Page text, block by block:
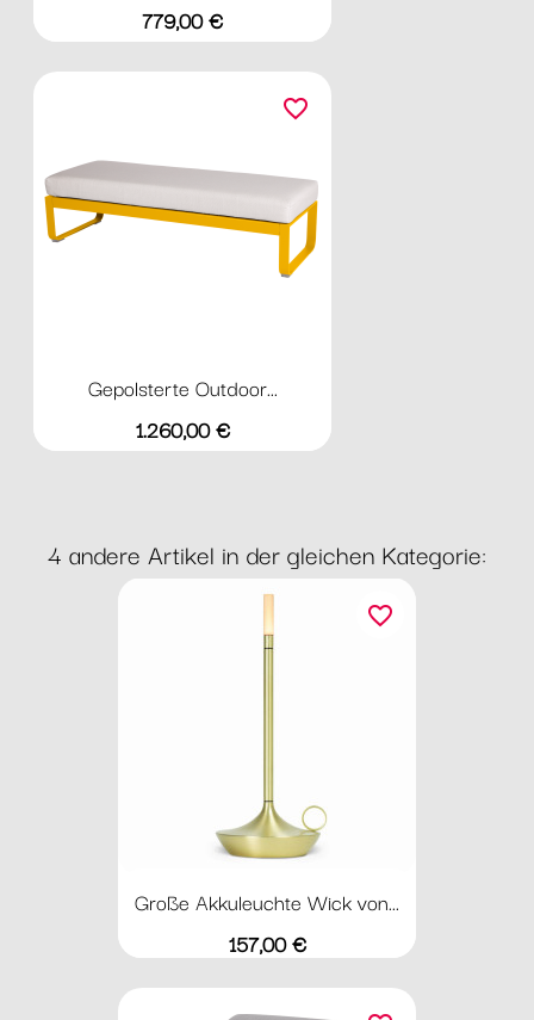
Preis
779,00 €
Gepolsterte Outdoor...
Preis
1.260,00 €
favorite_border
4 andere Artikel in der gleichen Kategorie:
Große Akkuleuchte Wick von...
Preis
157,00 €
favorite_border